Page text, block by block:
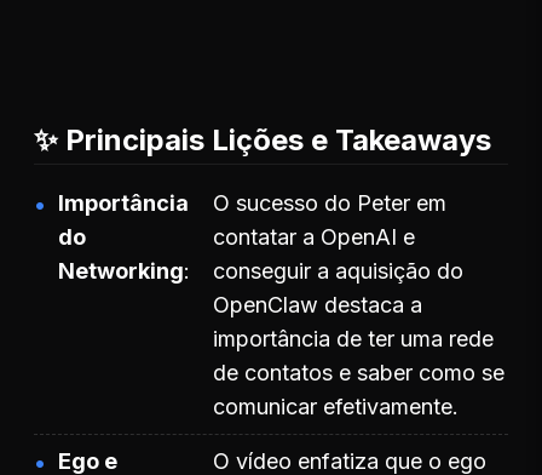
✨ Principais Lições e Takeaways
Importância
do
Networking
O sucesso do Peter em
contatar a OpenAI e
conseguir a aquisição do
OpenClaw destaca a
importância de ter uma rede
de contatos e saber como se
comunicar efetivamente.
Ego e
O vídeo enfatiza que o ego